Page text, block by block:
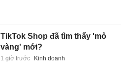
TikTok Shop đã tìm thấy 'mỏ
vàng' mới?
1 giờ trước Kinh doanh